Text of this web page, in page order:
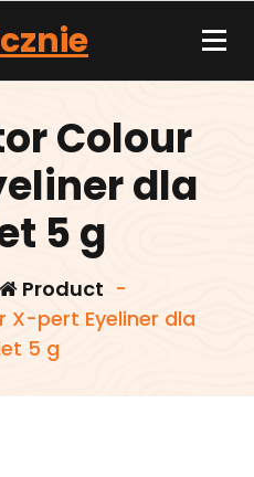
Colour
dla
5 g
Product -
X-pert Eyeliner dla
5 g